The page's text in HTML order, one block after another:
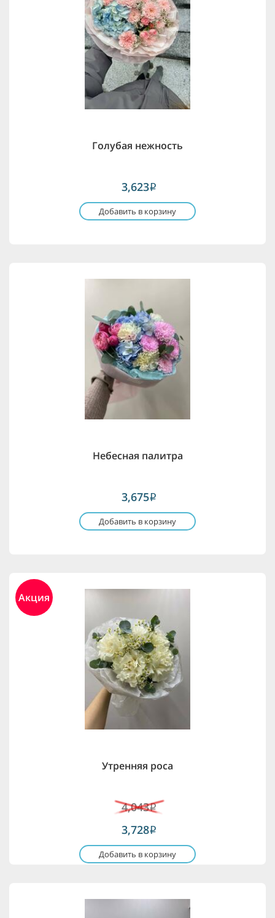
Голубая нежность
3,623i
Добавить в корзину
Небесная палитра
3,675i
Добавить в корзину
Акция
Утренняя роса
4,043i
3,728i
Добавить в корзину